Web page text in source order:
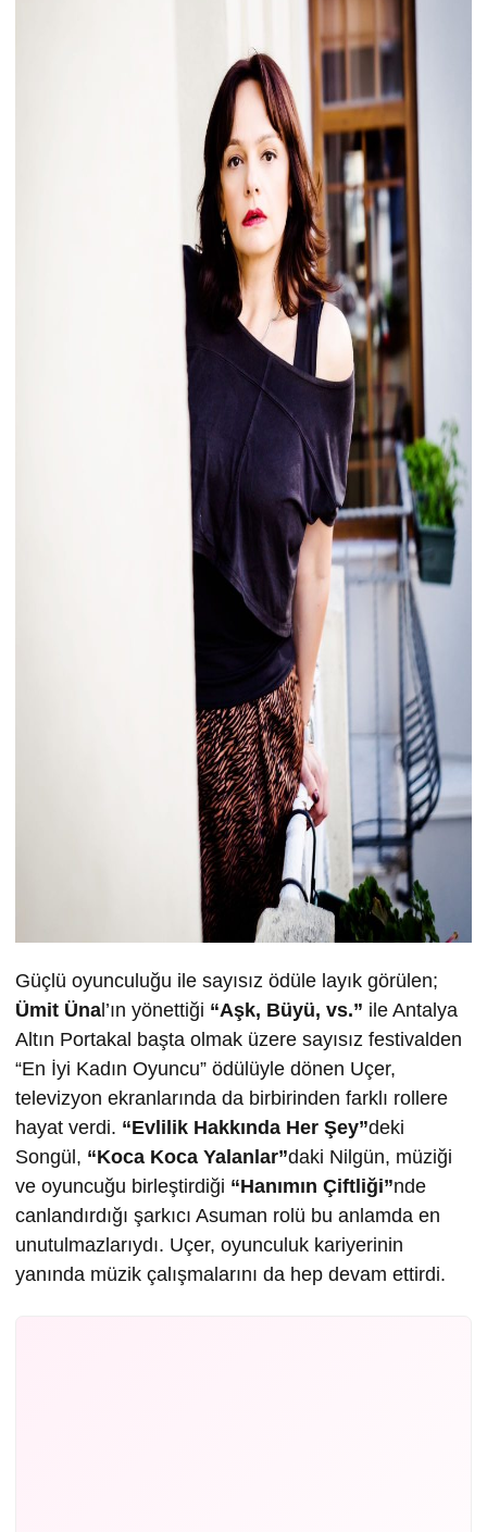
Güçlü oyunculuğu ile sayısız ödüle layık görülen;
Ümit Ünal’ın yönettiği “Aşk, Büyü, vs.” ile Antalya
Altın Portakal başta olmak üzere sayısız festivalden
“En İyi Kadın Oyuncu” ödülüyle dönen Uçer,
televizyon ekranlarında da birbirinden farklı rollere
hayat verdi. “Evlilik Hakkında Her Şey”deki
Songül, “Koca Koca Yalanlar”daki Nilgün, müziği
ve oyuncuğu birleştirdiği “Hanımın Çiftliği”nde
canlandırdığı şarkıcı Asuman rolü bu anlamda en
unutulmazlarıydı. Uçer, oyunculuk kariyerinin
yanında müzik çalışmalarını da hep devam ettirdi.